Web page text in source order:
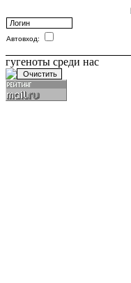
Автовход:
гугеноты среди нас